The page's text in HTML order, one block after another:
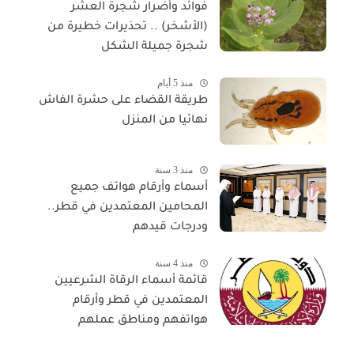
فوائد وأضرار شجرة العشر
(الأشخر) .. تحذيرات خطيرة من
شجرة جميلة الشكل
منذ 5 أيام
طريقة القضاء على حشرة الفاش
نهائيا من المنزل
منذ 3 سنة
أسماء وأرقام هواتف جميع
المحامين المعتمدين في قطر..
ودرجات قيدهم
منذ 4 سنة
قائمة أسماء الرقاة الشرعيين
المعتمدين في قطر وأرقام
هواتفهم ومناطق عملهم